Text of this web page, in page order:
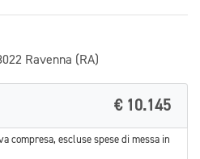
Ravenna (RA)
€ 10.145
compresa, escluse spese di messa in